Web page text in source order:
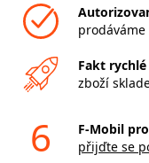
Fakt
zboží
6
F-Mobil
přijďte se